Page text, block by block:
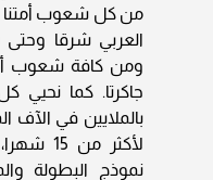
من كل شعوب أمتنا
العربي شرقا
ومن كافة شعوب
جاكرتا. كما نحيي
بالملايين في الآف
لأكثر
نموذج البطولة